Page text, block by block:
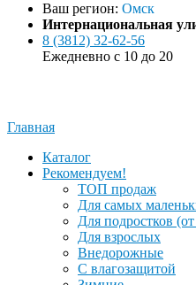
Ваш регион: Омск
Интернациональная
8 (3812) 32-62-56
Ежедневно с 10 до 20
Главная
Каталог
Рекомендуем!
ТОП продаж
Для самых
Для подростков
Для взрослых
Внедорожные
С влагозащитой